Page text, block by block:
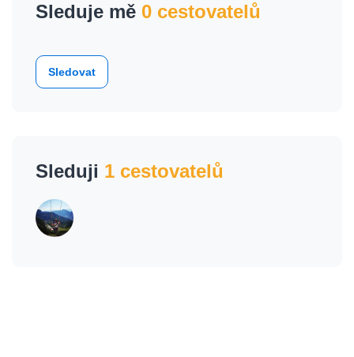
Sleduje mě 0 cestovatelů
Sledovat
Sleduji 1 cestovatelů